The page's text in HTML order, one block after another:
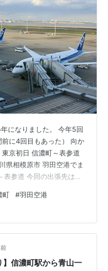
になりました。 今年5回
に4回目もあった） 向か
京初日 信濃町～表参道
県相模原市 羽田空港でま
表参道 今回の出張先は信
博物館があったり黒姫
。 ちがーう！！！ その
っちだ！！！ 東京都心に
の逆バージョンをやった
うくらいだから長野県
町 #羽田空港
信濃町駅から青山一